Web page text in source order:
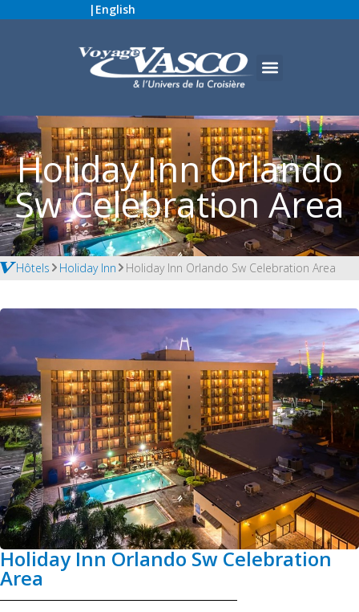
| English
Holiday Inn Orlando
Sw Celebration Area
Hôtels Holiday Inn Holiday Inn Orlando Sw Celebration Area
Holiday Inn Orlando Sw Celebration
Area